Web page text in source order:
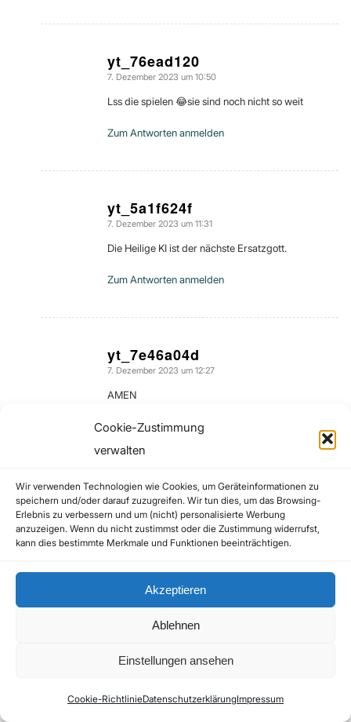
Cookie-Zustimmung
verwalten
Wir verwenden Technologien wie Cookies, um Geräteinformationen zu
speichern und/oder darauf zuzugreifen. Wir tun dies, um das Browsing-
Erlebnis zu verbessern und um (nicht) personalisierte Werbung
anzuzeigen. Wenn du nicht zustimmst oder die Zustimmung widerrufst,
kann dies bestimmte Merkmale und Funktionen beeinträchtigen.
Akzeptieren
Ablehnen
Einstellungen ansehen
Cookie-RichtlinieDatenschutzerklärungImpressum
yt_76ead120
sagte:
7. Dezember 2023 um 10:50
Lss die spielen 😂sie sind noch nicht so weit
Zum Antworten anmelden
yt_5a1f624f
sagte:
7. Dezember 2023 um 11:31
Die Heilige KI ist der nächste Ersatzgott.
Zum Antworten anmelden
yt_7e46a04d
sagte:
7. Dezember 2023 um 12:27
AMEN
Zum Antworten anmelden
yt_6c07e3f5
sagte:
7. Dezember 2023 um 12:52
„… Andersdenkende werden nicht gelobt sondern
Free Assange 💪💪
Zum Antworten anmelden
yt_642b1720